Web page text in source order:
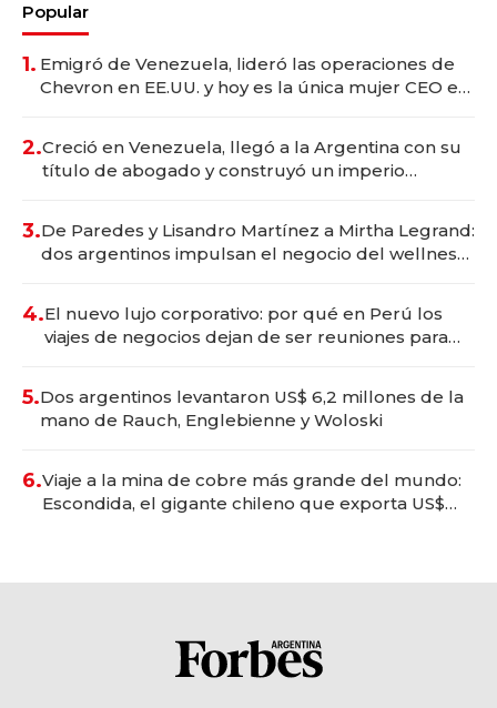
Popular
1. Emigró de Venezuela, lideró las operaciones de
Chevron en EE.UU. y hoy es la única mujer CEO en
2.Creció en Venezuela, llegó a la Argentina con su
título de abogado y construyó un imperio
3.De Paredes y Lisandro Martínez a Mirtha Legrand:
dos argentinos impulsan el negocio del wellness
4.El nuevo lujo corporativo: por qué en Perú los
viajes de negocios dejan de ser reuniones para
5.Dos argentinos levantaron US$ 6,2 millones de la
mano de Rauch, Englebienne y Woloski
6.Viaje a la mina de cobre más grande del mundo:
Escondida, el gigante chileno que exporta US$